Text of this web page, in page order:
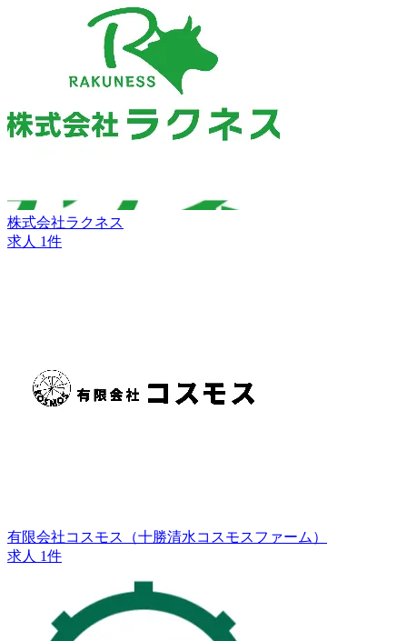
株式会社ラクネス
求人 1件
有限会社コスモス（十勝清水コスモスファーム）
求人 1件